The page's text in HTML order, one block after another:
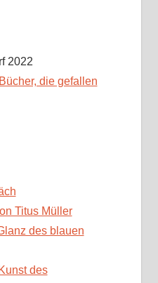
2022
Bücher, die gefallen
Titus Müller
des blauen
des